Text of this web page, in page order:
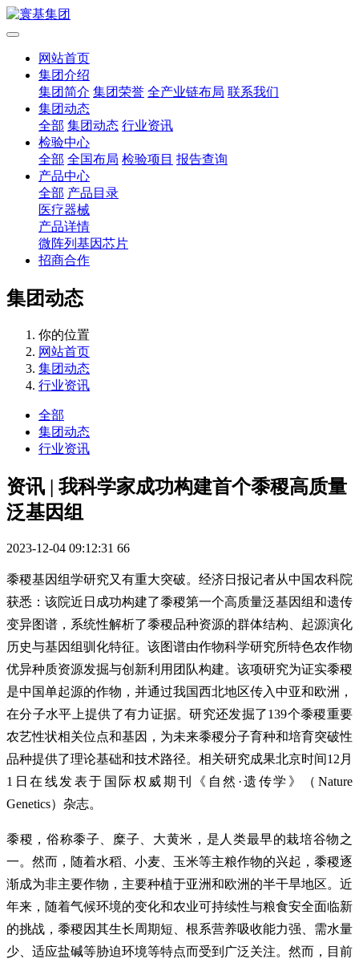
网站首页
集团介绍
集团简介 集团荣誉 全产业链布局 联系我们
集团动态
全部 集团动态 行业资讯
检验中心
全部 全国布局 检验项目 报告查询
产品中心
全部 产品目录
医疗器械
产品详情
微阵列基因芯片
招商合作
集团动态
你的位置
网站首页
集团动态
行业资讯
全部
集团动态
行业资讯
资讯 | 我科学家成功构建首个黍稷高质量
泛基因组
2023-12-04 09:12:31 66
黍稷基因组学研究又有重大突破。经济日报记者从中国农科院
获悉：该院近日成功构建了黍稷第一个高质量泛基因组和遗传
变异图谱，系统性解析了黍稷品种资源的群体结构、起源演化
历史与基因组驯化特征。该图谱由作物科学研究所特色农作物
优异种质资源发掘与创新利用团队构建。该项研究为证实黍稷
是中国单起源的作物，并通过我国西北地区传入中亚和欧洲，
在分子水平上提供了有力证据。研究还发掘了139个黍稷重要
农艺性状相关位点和基因，为未来黍稷分子育种和培育突破性
品种提供了理论基础和技术路径。相关研究成果北京时间12月
1日在线发表于国际权威期刊《自然·遗传学》（Nature
Genetics）杂志。
黍稷，俗称黍子、糜子、大黄米，是人类最早的栽培谷物之
一。然而，随着水稻、小麦、玉米等主粮作物的兴起，黍稷逐
渐成为非主要作物，主要种植于亚洲和欧洲的半干旱地区。近
年来，随着气候环境的变化和农业可持续性与粮食安全面临新
的挑战，黍稷因其生长周期短、根系营养吸收能力强、需水量
少、适应盐碱等胁迫环境等特点而受到广泛关注。然而，目前